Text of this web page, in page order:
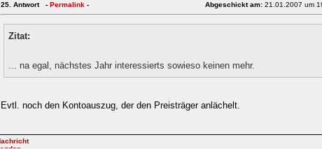
25. Antwort - Permalink - Abgeschickt am: 21.01.2007 um
Zitat:
... na egal, nächstes Jahr interessierts sowieso keinen mehr.
Evtl. noch den Kontoauszug, der den Preisträger anlächelt.